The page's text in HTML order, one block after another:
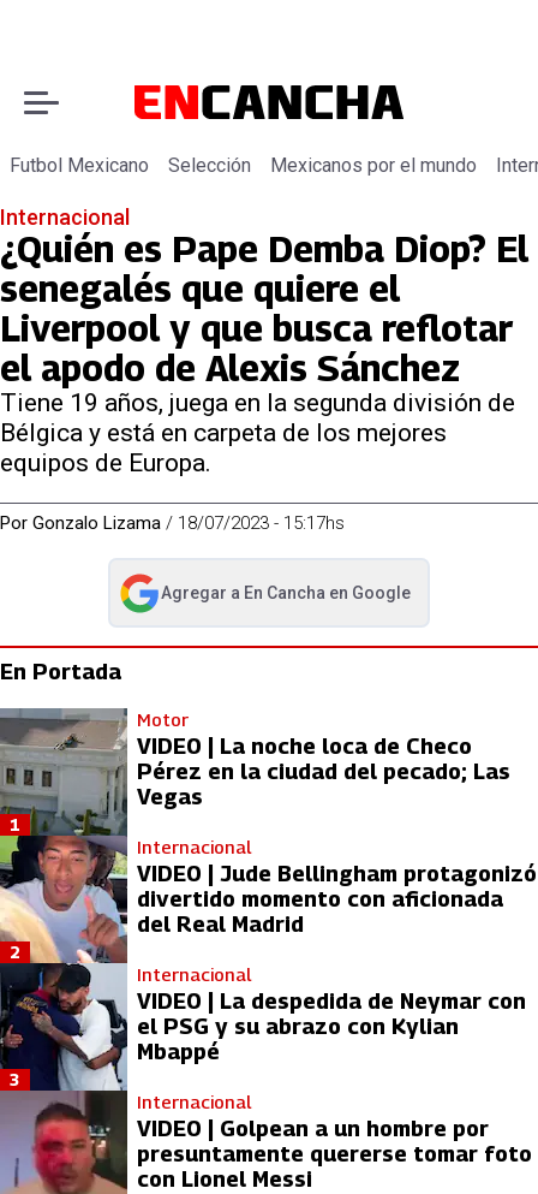
Futbol Mexicano Selección Mexicanos por el mundo
Internacional
¿Quién es Pape Demba Diop? El
senegalés que quiere el
Liverpool y que busca reflotar
el apodo de Alexis Sánchez
Tiene 19 años, juega en la segunda división de
Bélgica y está en carpeta de los mejores
equipos de Europa.
Por Gonzalo Lizama / 18/07/2023 - 15:17hs
Agregar a En Cancha en Google
abre en nueva pestaña
En Portada
Motor
VIDEO | La noche loca de Checo
Pérez en la ciudad del pecado; Las
Vegas
1
Internacional
VIDEO | Jude Bellingham protagonizó
divertido momento con aficionada
del Real Madrid
2
Internacional
VIDEO | La despedida de Neymar con
el PSG y su abrazo con Kylian
Mbappé
3
Internacional
VIDEO | Golpean a un hombre por
presuntamente quererse tomar foto
con Lionel Messi